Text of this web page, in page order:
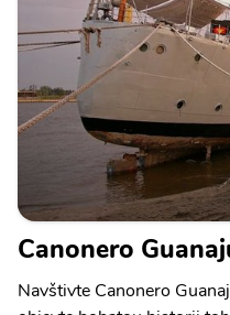
Canonero
Navštivte Canonero